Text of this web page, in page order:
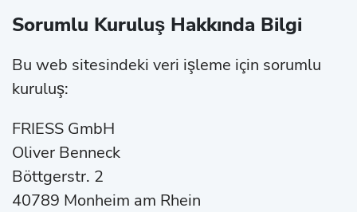
Sorumlu Kuruluş Hakkında Bilgi
Bu web sitesindeki veri işleme için sorumlu
kuruluş:
FRIESS GmbH
Oliver Benneck
Böttgerstr. 2
40789 Monheim am Rhein